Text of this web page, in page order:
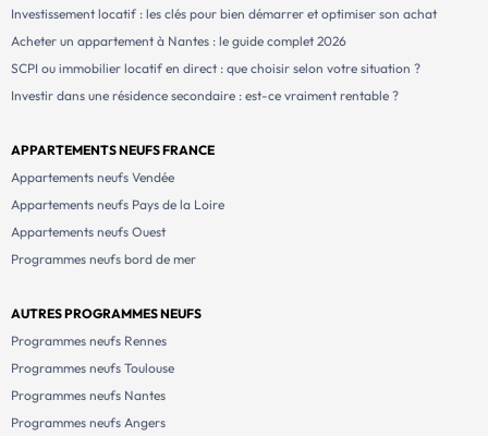
Investissement locatif : les clés pour bien démarrer et optimiser son achat
Acheter un appartement à Nantes : le guide complet 2026
SCPI ou immobilier locatif en direct : que choisir selon votre situation ?
Investir dans une résidence secondaire : est-ce vraiment rentable ?
APPARTEMENTS NEUFS FRANCE
Appartements neufs Vendée
Appartements neufs Pays de la Loire
Appartements neufs Ouest
Programmes neufs bord de mer
AUTRES PROGRAMMES NEUFS
Programmes neufs Rennes
Programmes neufs Toulouse
Programmes neufs Nantes
Programmes neufs Angers